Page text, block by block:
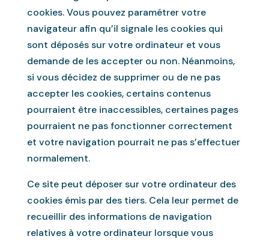
cookies. Vous pouvez paramétrer votre
navigateur afin qu’il signale les cookies qui
sont déposés sur votre ordinateur et vous
demande de les accepter ou non. Néanmoins,
si vous décidez de supprimer ou de ne pas
accepter les cookies, certains contenus
pourraient être inaccessibles, certaines pages
pourraient ne pas fonctionner correctement
et votre navigation pourrait ne pas s’effectuer
normalement.
Ce site peut déposer sur votre ordinateur des
cookies émis par des tiers. Cela leur permet de
recueillir des informations de navigation
relatives à votre ordinateur lorsque vous